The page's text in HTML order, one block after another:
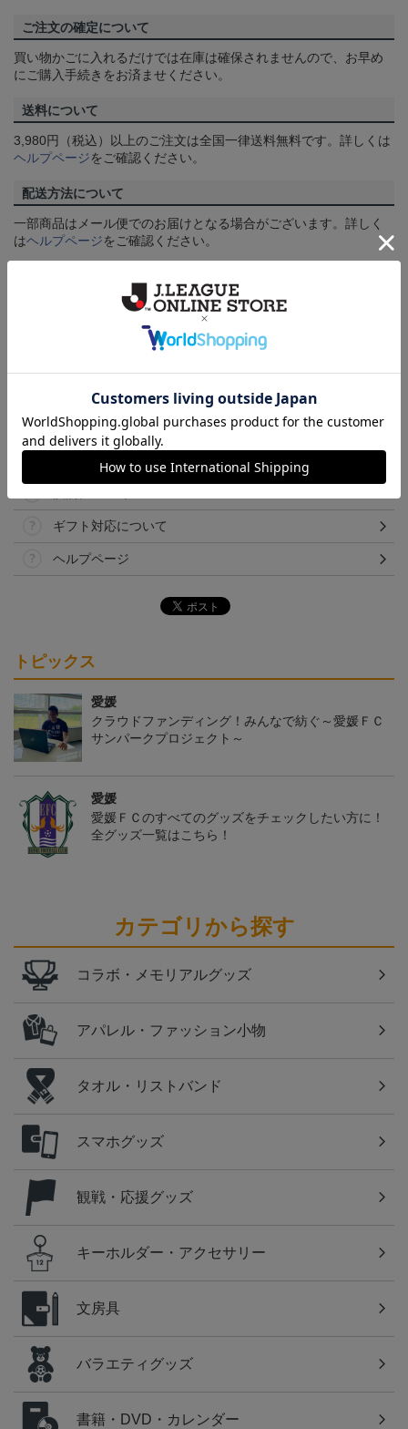
ご注文の確定について
買い物かごに入れるだけでは在庫は確保されませんので、お早め
にご購入手続きをお済ませください。
送料について
3,980円（税込）以上のご注文は全国一律送料無料です。詳しくは
ヘルプページをご確認ください。
配送方法について
一部商品はメール便でのお届けとなる場合がございます。詳しく
はヘルプページをご確認ください。
【カラーについて】
商品画像は、お使いのパソコンのモニターおよびスマートフォン
のメーカー・機種・画面設定等により、実際の商品の色と異なっ
【仕様について】
取り扱い商品によっては、パッケージやデザインなどの仕様が予
告なく変更になることがございます。
ギフト対応について
ヘルプページ
トピックス
愛媛
クラウドファンディング！みんなで紡ぐ～愛媛ＦＣ
サンパークプロジェクト～
愛媛
愛媛ＦＣのすべてのグッズをチェックしたい方に！
全グッズ一覧はこちら！
カテゴリから探す
コラボ・メモリアルグッズ
アパレル・ファッション小物
タオル・リストバンド
スマホグッズ
観戦・応援グッズ
キーホルダー・アクセサリー
文房具
バラエティグッズ
書籍・DVD・カレンダー